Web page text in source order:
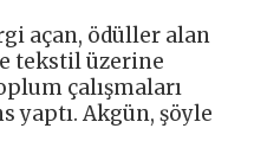
açan, ödüller alan
tekstil üzerine
çalışmaları
yaptı. Akgün, şöyle